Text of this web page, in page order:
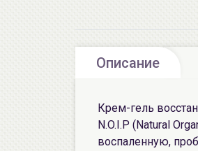
Описание
Крем-гель
N.O.I.P (Natural
воспаленную,